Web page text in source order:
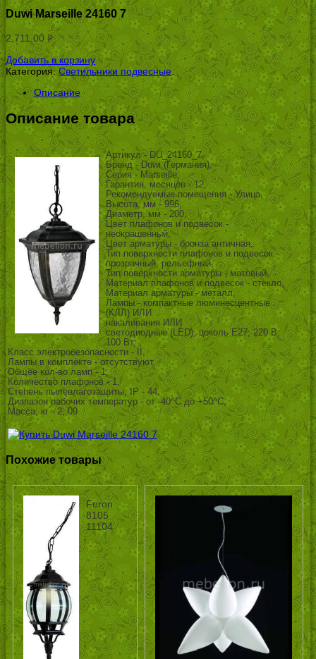
Duwi Marseille 24160 7
2,711.00 Р
УБ.
Добавить в корзину
Категория: Светильники подвесные.
Описание
Описание товара
Артикул - DU_24160_7,
Бренд - Duwi (Германия),
Серия - Marseille,
Гарантия, месяцев - 12,
Рекомендуемые помещения - Улица,
Высота, мм - 996,
Диаметр, мм - 200,
Цвет плафонов и подвесок -
неокрашенный,
Цвет арматуры - бронза античная,
Тип поверхности плафонов и подвесок -
прозрачный, рельефный,
Тип поверхности арматуры - матовый,
Материал плафонов и подвесок - стекло,
Материал арматуры - металл,
Лампы - компактные люминесцентные
(КЛЛ) ИЛИ
накаливания ИЛИ
светодиодные (LED), цоколь E27; 220 В;
100 Вт, ,
Класс электробезопасности - II,
Лампы в комплекте - отсутствуют,
Общее кол-во ламп - 1,
Количество плафонов - 1,
Степень пылевлагозащиты, IP - 44,
Диапазон рабочих температур - от -40^C до +50^C,
Масса, кг - 2, 09
Похожие товары
Feron
8105
11104